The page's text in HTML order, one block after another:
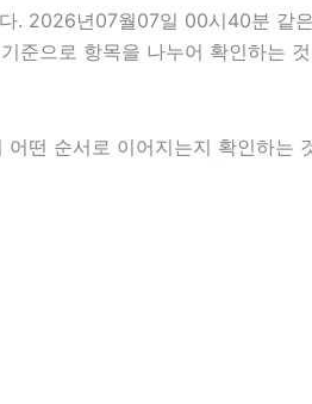
. 2026년07월07일 00시40분 같
준으로 항목을 나누어 확인하는
떤 순서로 이어지는지 확인하는